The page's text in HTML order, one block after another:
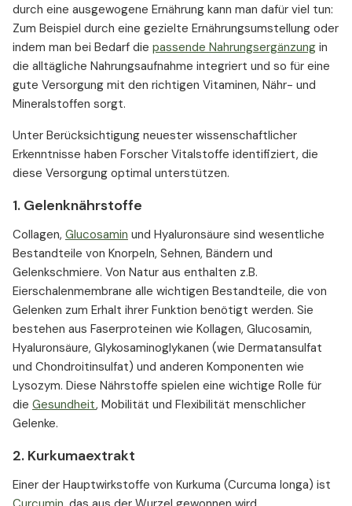
durch eine ausgewogene Ernährung kann man dafür viel tun:
Zum Beispiel durch eine gezielte Ernährungsumstellung oder
indem man bei Bedarf die passende Nahrungsergänzung in
die alltägliche Nahrungsaufnahme integriert und so für eine
gute Versorgung mit den richtigen Vitaminen, Nähr- und
Mineralstoffen sorgt.
Unter Berücksichtigung neuester wissenschaftlicher
Erkenntnisse haben Forscher Vitalstoffe identifiziert, die
diese Versorgung optimal unterstützen.
1. Gelenknährstoffe
Collagen, Glucosamin und Hyaluronsäure sind wesentliche
Bestandteile von Knorpeln, Sehnen, Bändern und
Gelenkschmiere. Von Natur aus enthalten z.B.
Eierschalenmembrane alle wichtigen Bestandteile, die von
Gelenken zum Erhalt ihrer Funktion benötigt werden. Sie
bestehen aus Faserproteinen wie Kollagen, Glucosamin,
Hyaluronsäure, Glykosaminoglykanen (wie Dermatansulfat
und Chondroitinsulfat) und anderen Komponenten wie
Lysozym. Diese Nährstoffe spielen eine wichtige Rolle für
die Gesundheit, Mobilität und Flexibilität menschlicher
Gelenke.
2. Kurkumaextrakt
Einer der Hauptwirkstoffe von Kurkuma (Curcuma longa) ist